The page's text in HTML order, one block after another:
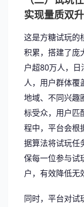
实现量质双升
这是方糖试玩的
积累，搭建了庞
户超80万人，
人，用户群体覆
地域、不同兴趣
标受众，用户匹
程中，平台会根
据算法将试玩任
保每一位参与试
户，有效降低无
同时，平台对试